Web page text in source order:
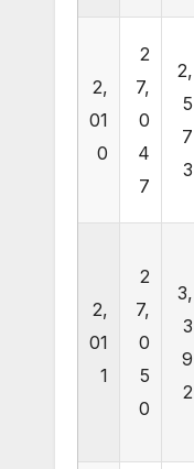
2,
01
0
2
7,
0
4
7
2,
5
7
3
2,
01
1
2
7,
0
5
0
3,
3
9
2